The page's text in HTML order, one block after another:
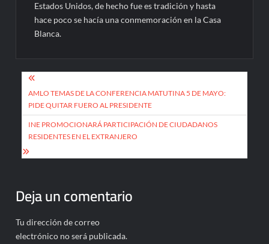
Estados Unidos, de hecho fue es tradición y hasta
hace poco se hacía una conmemoración en la Casa
Blanca.
Navegación
de
entradas
AMLO TEMAS DE LA CONFERENCIA MATUTINA 5 DE MAYO:
PIDE QUITAR FUERO AL PRESIDENTE
INE PROMOCIONARÁ PARTICIPACIÓN DE CIUDADANOS
RESIDENTES EN EL EXTRANJERO
Deja un comentario
Tu dirección de correo
electrónico no será publicada.